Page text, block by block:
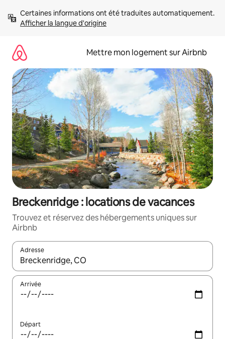
directement
Afficher la langue d'origine
Mettre mon logement sur Airbnb
Breckenridge : locations de vacances
Trouvez et réservez des hébergements uniques sur
Airbnb
Adresse
Lorsque les résultats s'affichent, utilisez les flèches vers le
Arrivée
Départ